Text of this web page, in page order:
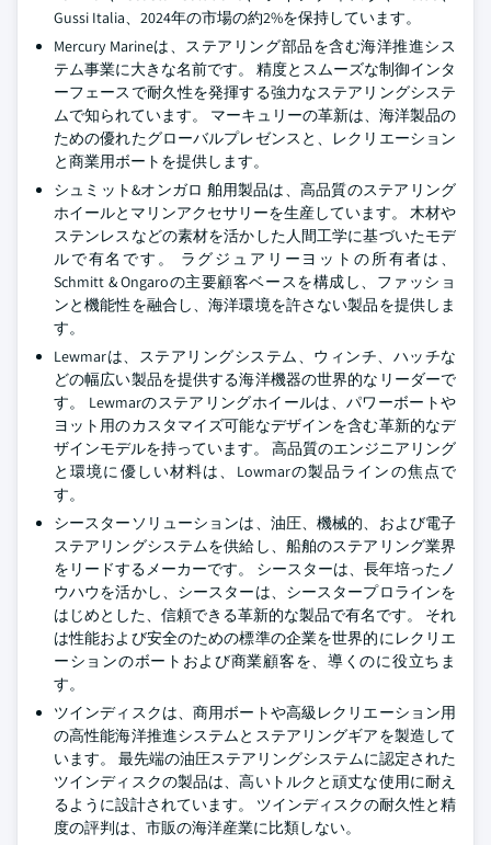
Gussi Italia、2024年の市場の約2%を保持しています。
Mercury Marineは、ステアリング部品を含む海洋推進シス
テム事業に大きな名前です。 精度とスムーズな制御インタ
ーフェースで耐久性を発揮する強力なステアリングシステ
ムで知られています。 マーキュリーの革新は、海洋製品の
ための優れたグローバルプレゼンスと、レクリエーション
と商業用ボートを提供します。
シュミット&オンガロ 舶用製品は、高品質のステアリング
ホイールとマリンアクセサリーを生産しています。 木材や
ステンレスなどの素材を活かした人間工学に基づいたモデ
ルで有名です。 ラグジュアリーヨットの所有者は、
Schmitt & Ongaroの主要顧客ベースを構成し、ファッショ
ンと機能性を融合し、海洋環境を許さない製品を提供しま
す。
Lewmarは、ステアリングシステム、ウィンチ、ハッチな
どの幅広い製品を提供する海洋機器の世界的なリーダーで
す。 Lewmarのステアリングホイールは、パワーボートや
ヨット用のカスタマイズ可能なデザインを含む革新的なデ
ザインモデルを持っています。 高品質のエンジニアリング
と環境に優しい材料は、Lowmarの製品ラインの焦点で
す。
シースターソリューションは、油圧、機械的、および電子
ステアリングシステムを供給し、船舶のステアリング業界
をリードするメーカーです。 シースターは、長年培ったノ
ウハウを活かし、シースターは、シースタープロラインを
はじめとした、信頼できる革新的な製品で有名です。 それ
は性能および安全のための標準の企業を世界的にレクリエ
ーションのボートおよび商業顧客を、導くのに役立ちま
す。
ツインディスクは、商用ボートや高級レクリエーション用
の高性能海洋推進システムとステアリングギアを製造して
います。 最先端の油圧ステアリングシステムに認定された
ツインディスクの製品は、高いトルクと頑丈な使用に耐え
るように設計されています。 ツインディスクの耐久性と精
度の評判は、市販の海洋産業に比類しない。